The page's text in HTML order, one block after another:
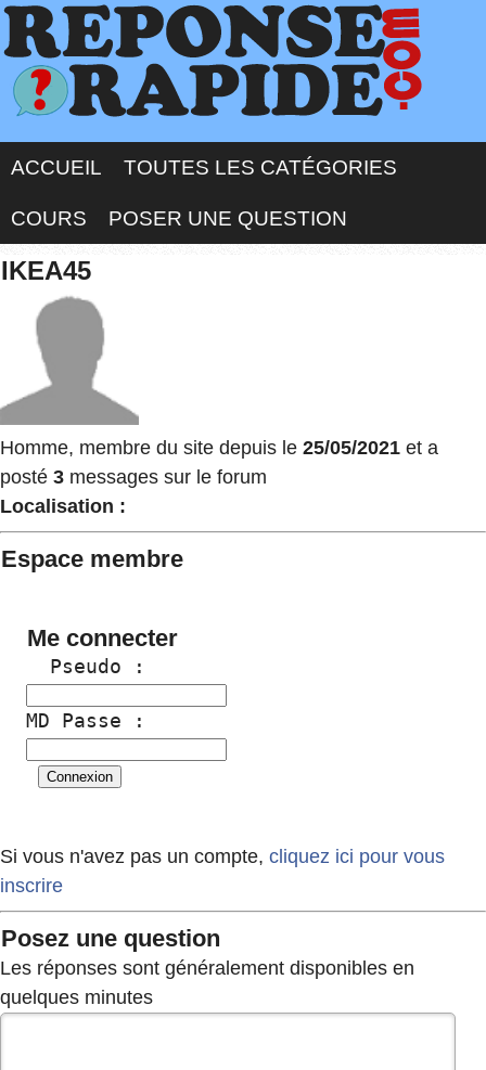
ACCUEIL TOUTES LES CATÉGORIES
COURS POSER UNE QUESTION
IKEA45
Homme, membre du site depuis le 25/05/2021 et a
posté 3 messages sur le forum
Localisation :
Espace membre
Me connecter
  Pseudo :
MD Passe :
Si vous n'avez pas un compte, cliquez ici pour vous
inscrire
Posez une question
Les réponses sont généralement disponibles en
quelques minutes